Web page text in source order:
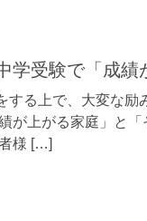
学受験で「成績
する上で、大変な励
が上がる家庭」と
様 […]